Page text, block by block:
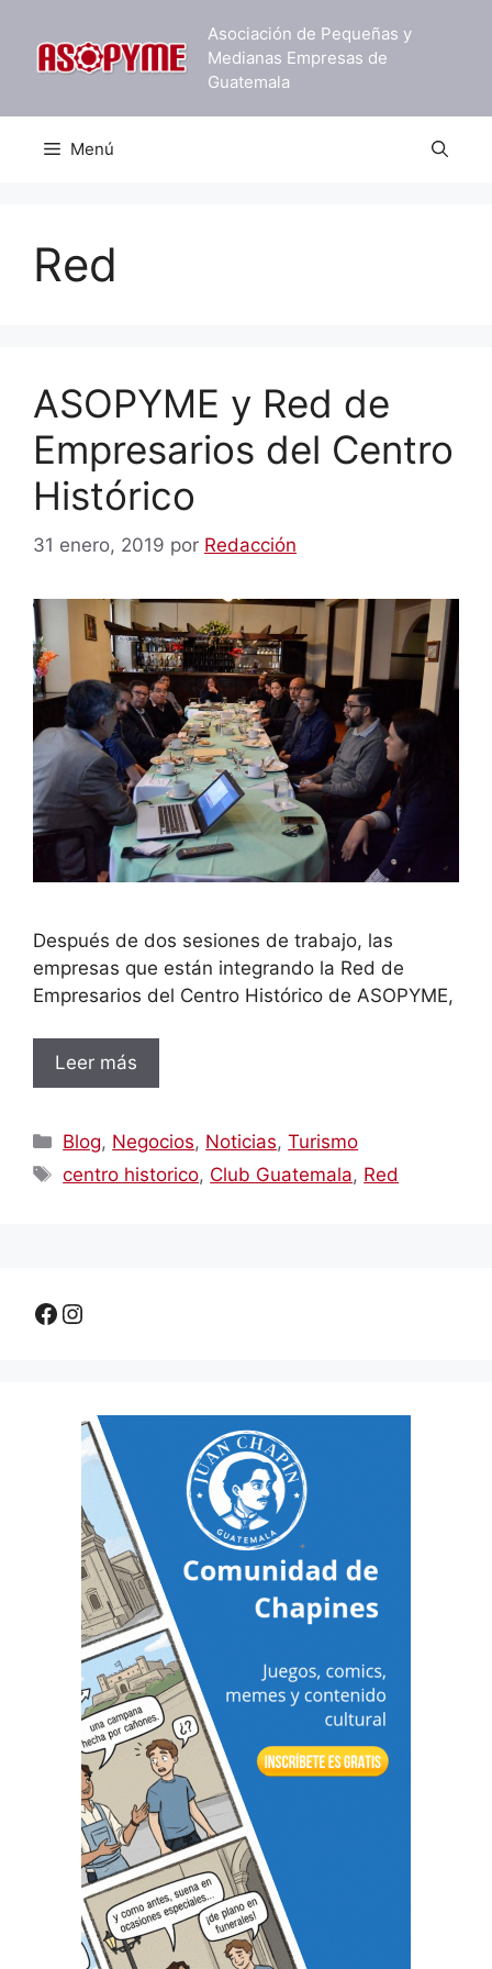
contenido
Asociación de Pequeñas y
Medianas Empresas de
Guatemala
Menú
Red
ASOPYME y Red de
Empresarios del Centro
Histórico
31 enero, 2019 por Redacción
Después de dos sesiones de trabajo, las
empresas que están integrando la Red de
Empresarios del Centro Histórico de ASOPYME,
Leer más
Categorías
Blog, Negocios, Noticias,Turismo
Etiquetas
centro historico, Club Guatemala, Red
Facebook
Instagram